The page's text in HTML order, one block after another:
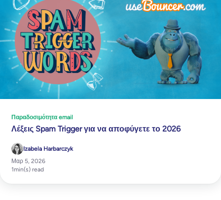
Παραδοσιμότητα email
Λέξεις Spam Trigger για να αποφύγετε το 2026
Izabela Harbarczyk
Μαρ 5, 2026
1min(s) read